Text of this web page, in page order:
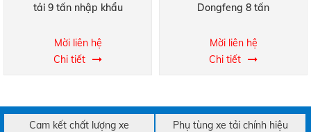
tải 9 tấn nhập khẩu
Mời liên hệ
Chi tiết
Dongfeng 8 tấn
Mời liên hệ
Chi tiết
Cam kết chất lượng xe
Phụ tùng xe tải chính hiệu